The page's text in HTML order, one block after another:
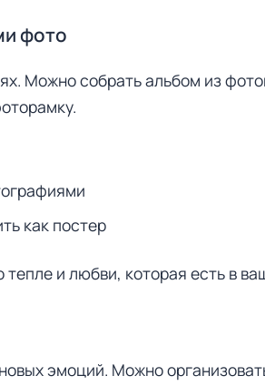
фото
Можно собрать альбом из
как постер
и любви, которая есть в
эмоций. Можно